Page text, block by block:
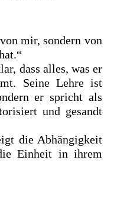
mir, sondern von
dass alles, was er
Seine Lehre ist
er spricht als
und gesandt
die Abhängigkeit
Einheit in ihrem